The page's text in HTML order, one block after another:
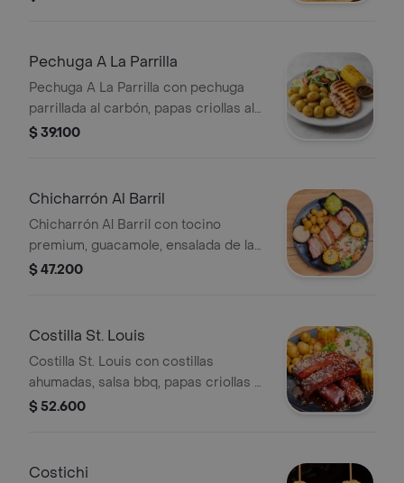
Pechuga A La Parrilla
Pechuga A La Parrilla con pechuga
parrillada al carbón, papas criollas al
limón, ensalada de la casa, mazorca y
$ 39.100
Chicharrón Al Barril
Chicharrón Al Barril con tocino
premium, guacamole, ensalada de la
casa, papas criollas al limón, mazorca
$ 47.200
Costilla St. Louis
Costilla St. Louis con costillas
ahumadas, salsa bbq, papas criollas al
limón, ensalada de la casa y mazorca.
$ 52.600
Costichi